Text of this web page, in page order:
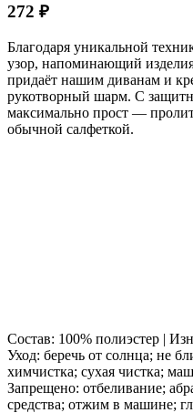
272 ₽
Благодаря уникальной
узор, напоминающий
придаёт нашим диванам и
рукотворный шарм. С
максимально прост —
обычной салфеткой.
Состав: 100% полиэстер |
Уход: беречь от солнца; не
химчистка; сухая чистка;
Запрещено: отбеливание;
средства; отжим в машине;